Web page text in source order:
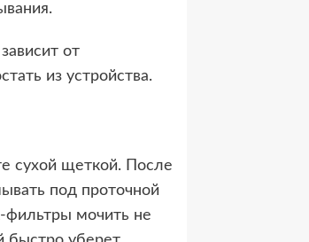
от
из устройства.
сухой щеткой. После
под проточной
фильтры мочить не